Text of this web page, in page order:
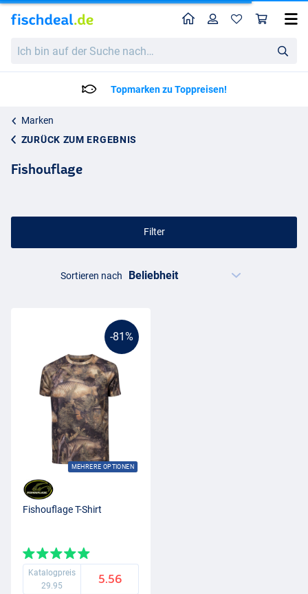
bin
HomeProfil
Topmarken zu Toppreisen!
Marken
ZURÜCK ZUM ERGEBNIS
Fishouflage
Filter
Sortieren nach
-81%
MEHRERE OPTIONEN
Fishouflage T-Shirt
Katalogpreis
29.95
5.56